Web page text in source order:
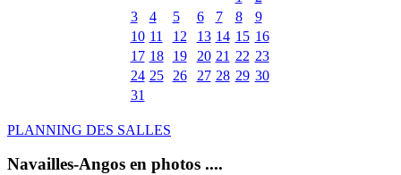
3
4 5 6 7 8
9
10 11 12 13 14 15 16
17 18 19 20 21 22 23
24 25 26 27 28 29 30
31
PLANNING DES SALLES
Navailles-Angos en photos ....